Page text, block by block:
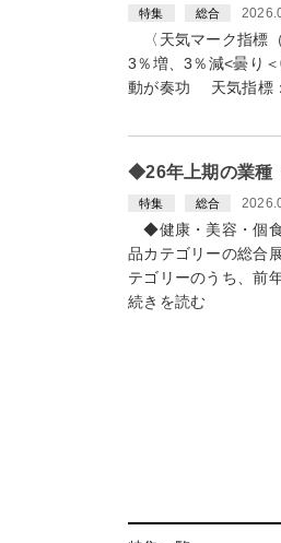
特集 総合
〈天気マーク指標
3％増、3％減<
動が奏功 天気指標
◆26年上期の業種
特集 総合
◆健康・美容・個
品カテゴリーの総合
テゴリーのうち、前
続きを読む